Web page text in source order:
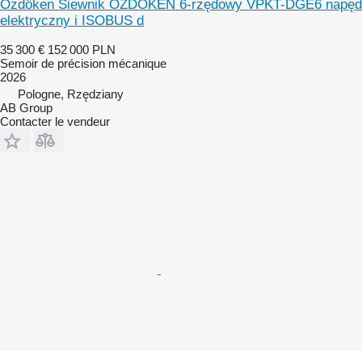
Özdöken Siewnik OZDOKEN 6-rzędowy VPKT-DGE6 napęd
elektryczny i ISOBUS d
35 300 € 152 000 PLN
Semoir de précision mécanique
2026
Pologne, Rzędziany
AB Group
Contacter le vendeur